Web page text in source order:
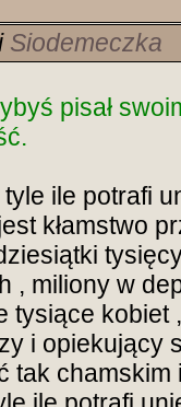
Siodemeczka
pisał
ile potrafi
kłamstwo
, miliony w
tysiące
i opiekujący
tak